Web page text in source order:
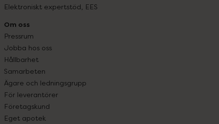
Elektroniskt expertstöd, EES
Om oss
Pressrum
Jobba hos oss
Hållbarhet
Samarbeten
Ägare och ledningsgrupp
För leverantörer
Företagskund
Eget apotek